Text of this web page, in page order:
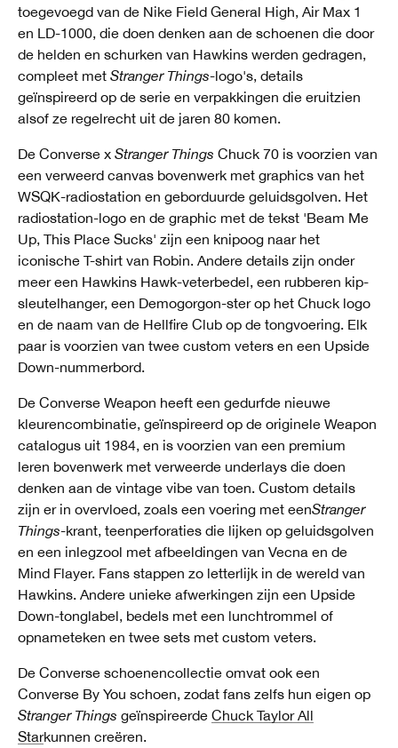
toegevoegd van de Nike Field General High, Air Max 1
en LD-1000, die doen denken aan de schoenen die door
de helden en schurken van Hawkins werden gedragen,
compleet met Stranger Things-logo's, details
geïnspireerd op de serie en verpakkingen die eruitzien
alsof ze regelrecht uit de jaren 80 komen.
De Converse x Stranger Things Chuck 70 is voorzien van
een verweerd canvas bovenwerk met graphics van het
WSQK-radiostation en geborduurde geluidsgolven. Het
radiostation-logo en de graphic met de tekst 'Beam Me
Up, This Place Sucks' zijn een knipoog naar het
iconische T-shirt van Robin. Andere details zijn onder
meer een Hawkins Hawk-veterbedel, een rubberen kip-
sleutelhanger, een Demogorgon-ster op het Chuck logo
en de naam van de Hellfire Club op de tongvoering. Elk
paar is voorzien van twee custom veters en een Upside
Down-nummerbord.
De Converse Weapon heeft een gedurfde nieuwe
kleurencombinatie, geïnspireerd op de originele Weapon
catalogus uit 1984, en is voorzien van een premium
leren bovenwerk met verweerde underlays die doen
denken aan de vintage vibe van toen. Custom details
zijn er in overvloed, zoals een voering met eenStranger
Things-krant, teenperforaties die lijken op geluidsgolven
en een inlegzool met afbeeldingen van Vecna en de
Mind Flayer. Fans stappen zo letterlijk in de wereld van
Hawkins. Andere unieke afwerkingen zijn een Upside
Down-tonglabel, bedels met een lunchtrommel of
opnameteken en twee sets met custom veters.
De Converse schoenencollectie omvat ook een
Converse By You schoen, zodat fans zelfs hun eigen op
Stranger Things geïnspireerde Chuck Taylor All
Starkunnen creëren.